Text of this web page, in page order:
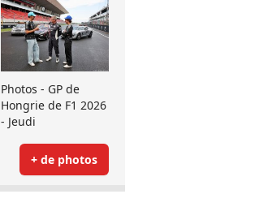
Photos - GP de
Hongrie de F1 2026
- Jeudi
+ de photos